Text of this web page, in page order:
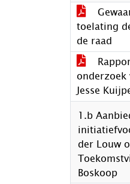
toelating
de raad
onderzoek
Jesse
1.b
der Louw
Boskoop